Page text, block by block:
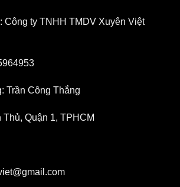
Công ty TNHH TMDV Xuyên Việt
Trần Công Thắng
Quận 1, TPHCM